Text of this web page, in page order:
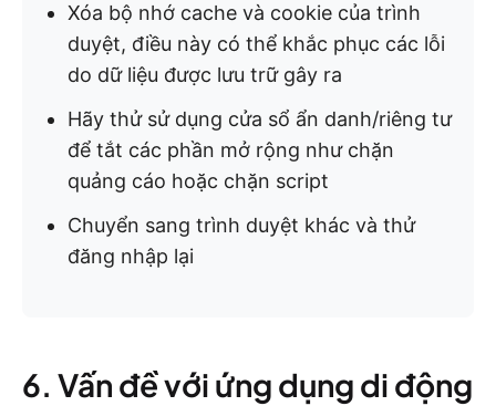
Xóa bộ nhớ cache và cookie của trình
duyệt, điều này có thể khắc phục các lỗi
do dữ liệu được lưu trữ gây ra
Hãy thử sử dụng cửa sổ ẩn danh/riêng tư
để tắt các phần mở rộng như chặn
quảng cáo hoặc chặn script
Chuyển sang trình duyệt khác và thử
đăng nhập lại
6. Vấn đề với ứng dụng di động